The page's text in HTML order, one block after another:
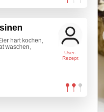
User-
Rezept
hart kochen,
waschen,